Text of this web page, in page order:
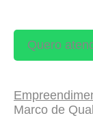
Quero
Marco de